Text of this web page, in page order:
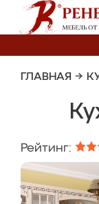
ГЛАВНАЯ →
Рейтинг: